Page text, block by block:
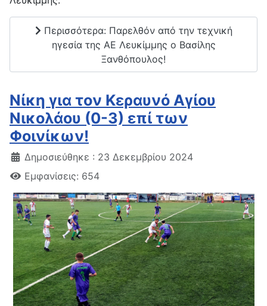
Περισσότερα: Παρελθόν από την τεχνική
ηγεσία της ΑΕ Λευκίμμης ο Βασίλης
Ξανθόπουλος!
Νίκη για τον Κεραυνό Αγίου
Νικολάου (0-3) επί των
Φοινίκων!
Δημοσιεύθηκε : 23 Δεκεμβρίου 2024
Εμφανίσεις: 654